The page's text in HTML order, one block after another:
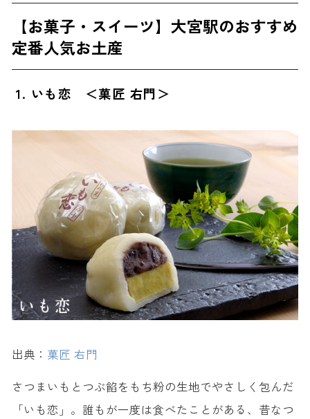
9. ラ・ガナッシュ <資生堂パーラー>
10. オールミックス <ギンザ プティ カスタ>
11. 焼きティラミス <シーキューブ>
12. 埼玉ゼリー <つむぎや>
13. やわらかゴールドプレーン <梅林堂>
15. おおみやのおみや <赤坂柿山>
【お菓子・スイーツ】大宮駅のおすすめ
定番人気お土産
1. いも恋 ＜菓匠 右門＞
出典： 菓匠 右門
さつまいもとつぶ餡をもち粉の生地でやさしく包んだ
「いも恋」。誰もが一度は食べたことがある、昔なつ